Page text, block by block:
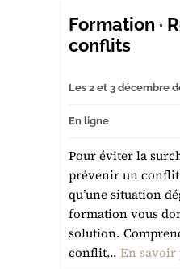
Formation ·
conflits
Les 2 et 3 décembre
En ligne
Pour éviter la
prévenir un
qu’une situation
formation vous
solution.
conflit... En